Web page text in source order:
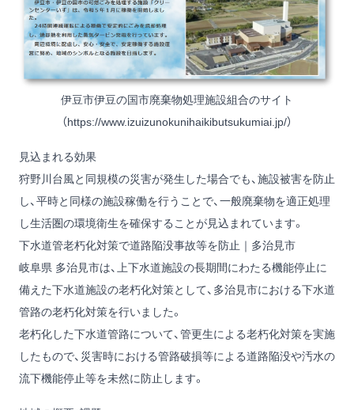
伊豆市伊豆の国市廃棄物処理施設組合のサイト
（https://www.izuizunokunihaikibutsukumiai.jp/）
見込まれる効果
狩野川台風と同規模の災害が発生した場合でも、施設被害を防止
し、平時と同様の施設稼働を行うことで、一般廃棄物を適正処理
し生活圏の環境衛生を確保することが見込まれています。
下水道管老朽化対策で道路陥没事故等を防止｜多治見市
岐阜県 多治見市は、上下水道施設の長期間にわたる機能停止に
備えた下水道施設の老朽化対策として、多治見市における下水道
管路の老朽化対策を行いました。
老朽化した下水道管路について、管更生による老朽化対策を実施
したもので、災害時における管路破損等による道路陥没や汚水の
流下機能停止等を未然に防止します。